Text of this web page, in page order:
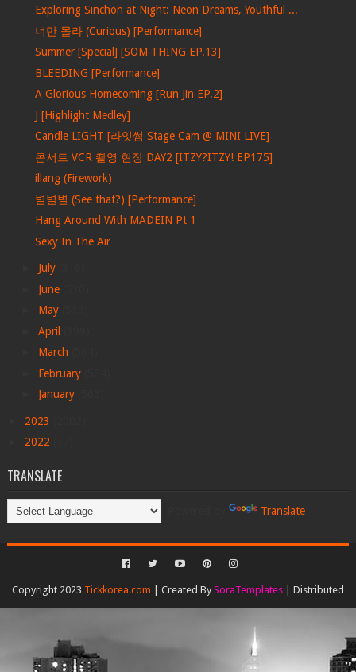
Exploring Sinchon at Night: Neon Dreams, Youthful ...
너만 몰라 (Curious) [Performance]
Summer [Special] [SOM-THING EP.13]
BLEEDING [Performance]
A Glorious Homecoming [Run Jin EP.2]
J [Highlight Medley]
Candle LIGHT [라잇썸 Stage Cam @ MINI LIVE]
콘서트 VCR 촬영 현장 DAY2 [ITZY?ITZY! EP175]
illang (Firework)
별별별 (See that?) [Performance]
Hang Around With MADEIN Pt 1
Sexy In The Air
July
June
May
April
March
February
January
2023
2022
TRANSLATE
Translate
Copyright 2023 Tickkorea.com | Created By SoraTemplates| Distributed